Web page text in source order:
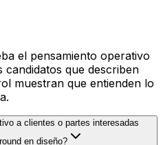
el pensamiento operativo
que describen
muestran que entienden lo
a clientes o partes interesadas
en diseño?